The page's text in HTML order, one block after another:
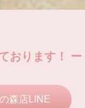
おります！ ー
森店LINE